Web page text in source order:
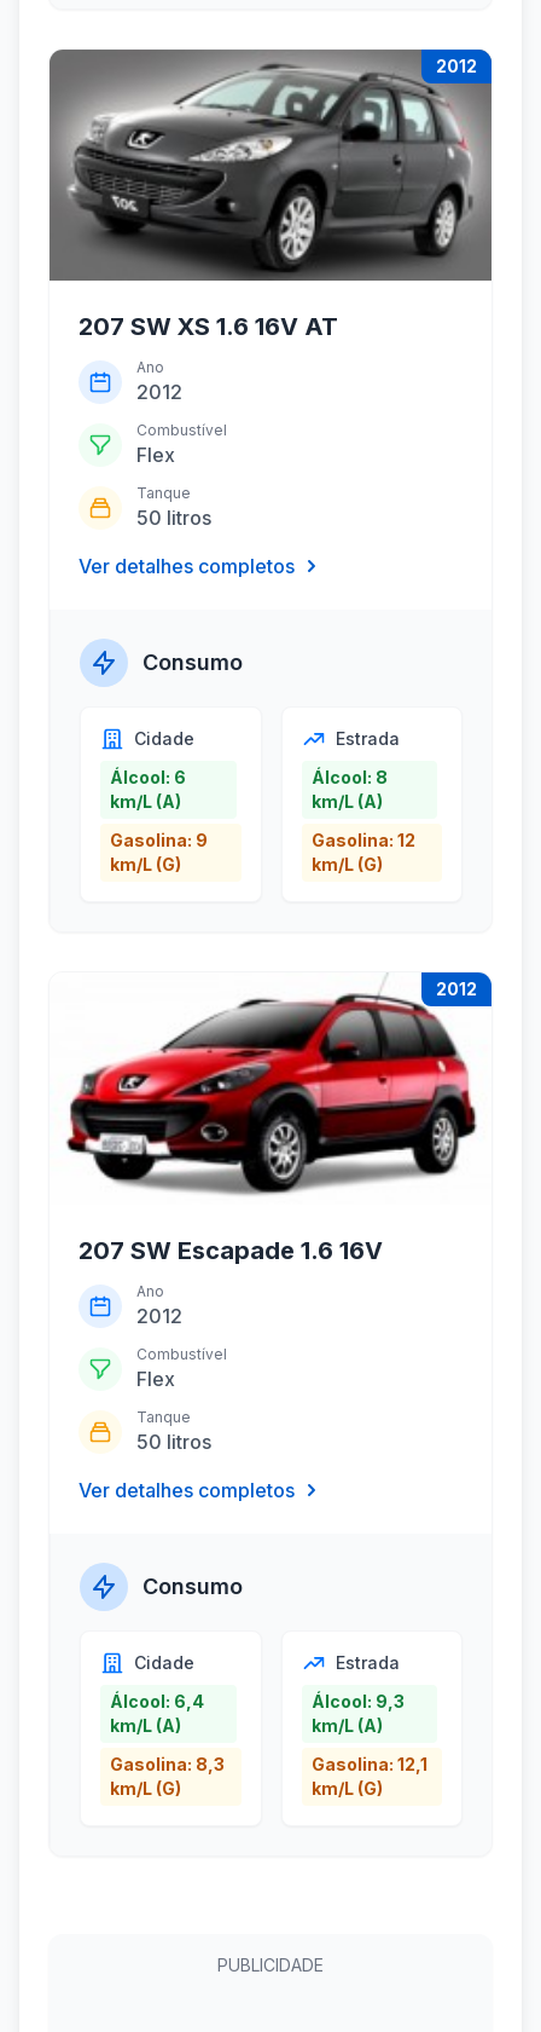
2012
207 SW XS 1.6 16V AT
Ano
2012
Combustível
Flex
Tanque
50 litros
Ver detalhes completos
Consumo
Cidade
Álcool: 6
km/L (A)
Gasolina: 9
km/L (G)
Estrada
Álcool: 8
km/L (A)
Gasolina: 12
km/L (G)
2012
207 SW Escapade 1.6 16V
Ano
2012
Combustível
Flex
Tanque
50 litros
Ver detalhes completos
Consumo
Cidade
Álcool: 6,4
km/L (A)
Gasolina: 8,3
km/L (G)
Estrada
Álcool: 9,3
km/L (A)
Gasolina: 12,1
km/L (G)
PUBLICIDADE